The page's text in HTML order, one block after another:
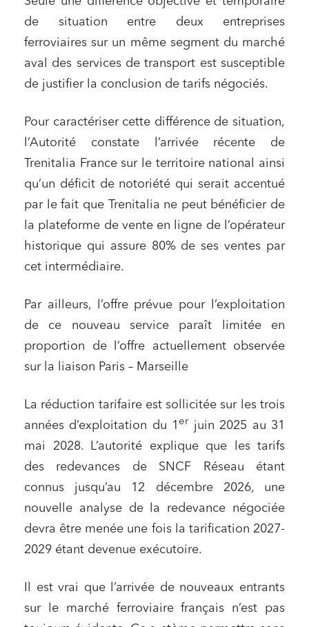
de situation entre deux entreprises
ferroviaires sur un même segment du marché
aval des services de transport est susceptible
de justifier la conclusion de tarifs négociés.
Pour caractériser cette différence de situation,
l’Autorité constate l’arrivée récente de
Trenitalia France sur le territoire national ainsi
qu’un déficit de notoriété qui serait accentué
par le fait que Trenitalia ne peut bénéficier de
la plateforme de vente en ligne de l’opérateur
historique qui assure 80% de ses ventes par
cet intermédiaire.
Par ailleurs, l’offre prévue pour l’exploitation
de ce nouveau service paraît limitée en
proportion de l’offre actuellement observée
sur la liaison Paris – Marseille
La réduction tarifaire est sollicitée sur les trois
années d’exploitation du 1er juin 2025 au 31
mai 2028. L’autorité explique que les tarifs
des redevances de SNCF Réseau étant
connus jusqu’au 12 décembre 2026, une
nouvelle analyse de la redevance négociée
devra être menée une fois la tarification 2027-
2029 étant devenue exécutoire.
Il est vrai que l’arrivée de nouveaux entrants
sur le marché ferroviaire français n’est pas
Relations commerciales et contrats
solidaire
Media et édition
Immobilier et habitat
Mobilité et transport
Règlement des litiges